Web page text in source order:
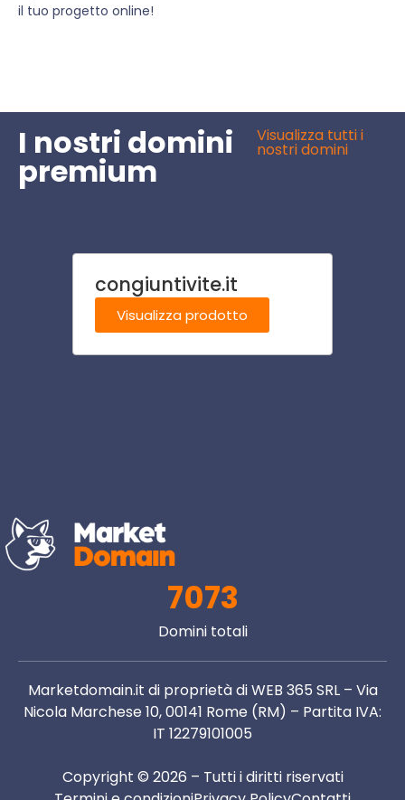
il tuo progetto online!
I nostri domini
premium
Visualizza tutti i
nostri domini
congiuntivite.it
Visualizza prodotto
7073
Domini totali
Marketdomain.it di proprietà di WEB 365 SRL – Via
Nicola Marchese 10, 00141 Rome (RM) – Partita IVA:
IT 12279101005
Copyright © 2026 – Tutti i diritti riservati